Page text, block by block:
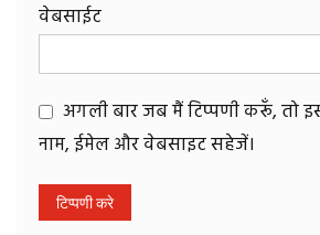
वेबसाईट
अगली बार जब मैं टिप्पणी करूँ, तो इस
नाम, ईमेल और वेबसाइट सहेजें।